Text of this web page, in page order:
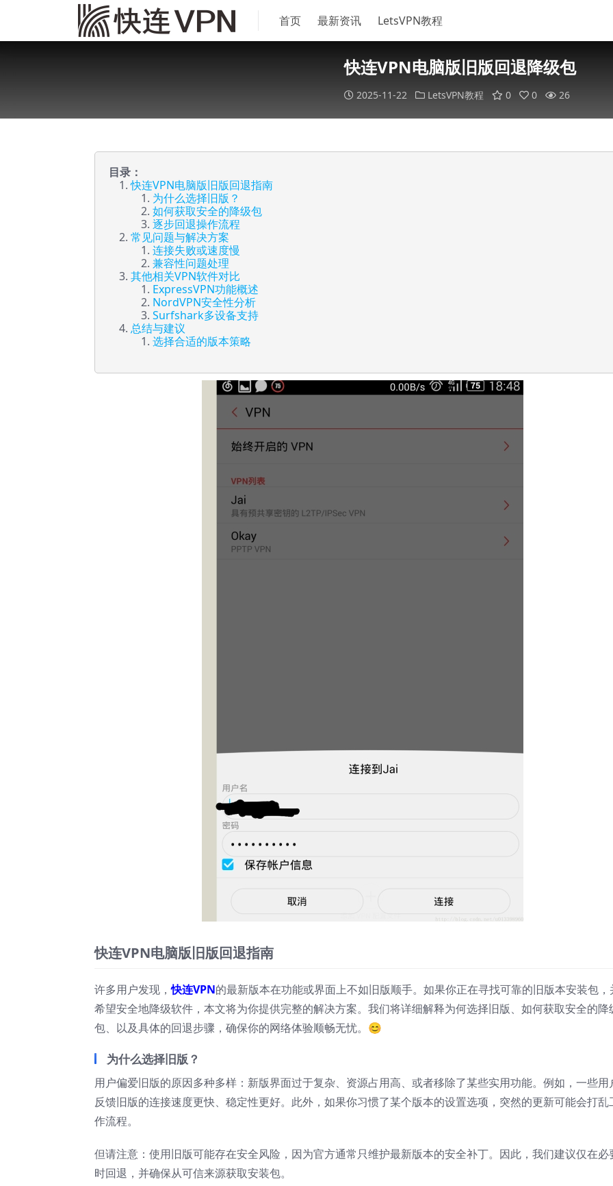
首页 最新资讯 LetsVPN教程
快连VPN电脑版旧版回退降级包
2025-11-22 LetsVPN教程 0 0 26
目录：
快连VPN电脑版旧版回退指南
为什么选择旧版？
如何获取安全的降级包
逐步回退操作流程
常见问题与解决方案
连接失败或速度慢
兼容性问题处理
其他相关VPN软件对比
ExpressVPN功能概述
NordVPN安全性分析
Surfshark多设备支持
总结与建议
选择合适的版本策略
快连VPN电脑版旧版回退指南
许多用户发现，快连VPN的最新版本在功能或界面上不如旧版顺手。如果你正在寻找可靠的旧版本安装包，
希望安全地降级软件，本文将为你提供完整的解决方案。我们将详细解释为何选择旧版、如何获取安全的降
包、以及具体的回退步骤，确保你的网络体验顺畅无忧。😊
为什么选择旧版？
用户偏爱旧版的原因多种多样：新版界面过于复杂、资源占用高、或者移除了某些实用功能。例如，一些用
反馈旧版的连接速度更快、稳定性更好。此外，如果你习惯了某个版本的设置选项，突然的更新可能会打乱
作流程。
但请注意：使用旧版可能存在安全风险，因为官方通常只维护最新版本的安全补丁。因此，我们建议仅在必
时回退，并确保从可信来源获取安装包。